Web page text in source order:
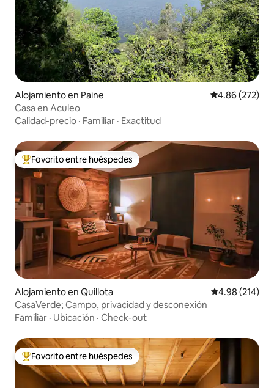
Alojamiento en Paine Calificación
4.86 (272)
Casa en Aculeo
Calidad-precio · Familiar · Exactitud
Favorito entre huéspedes preferido
Favorito entre huéspedes
Alojamiento en Quillota Calificación
4.98 (214)
CasaVerde; Campo, privacidad y desconexión
Familiar · Ubicación · Check-out
Favorito entre huéspedes preferido
Favorito entre huéspedes